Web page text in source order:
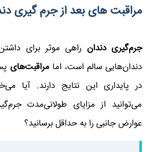
مراقبت های بعد از جرم گیری
جرم‌گیری دندان راهی موثر برای
دندان‌هایی سالم است، امامراقبت‌های
در پایداری این نتایج دارند. آیا
می‌توانید از مزایای طولانی‌مدت
عوارض جانبی را به حداقل برسانید؟